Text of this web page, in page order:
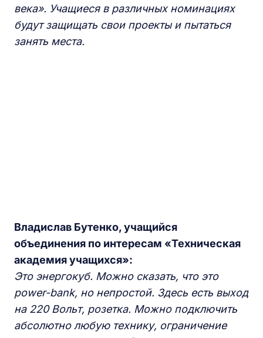
века». Учащиеся в различных номинациях
будут защищать свои проекты и пытаться
занять места.
Владислав Бутенко, учащийся
объединения по интересам «Техническая
академия учащихся»:
Это энергокуб. Можно сказать, что это
power-bank, но непростой. Здесь есть выход
на 220 Вольт, розетка. Можно подключить
абсолютно любую технику, ограничение